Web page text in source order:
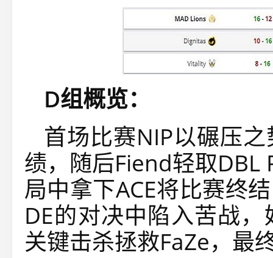
D组概览：
首场比赛NIP以碾压
绩，随后Fiend轻取DBL
局中拿下ACE将比赛终
DE的对决中陷入苦战
关键击杀拯救FaZe，最